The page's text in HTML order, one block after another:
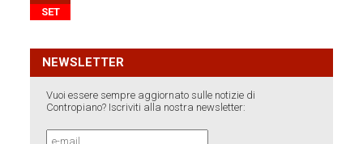
SET
NEWSLETTER
Vuoi essere sempre aggiornato sulle notizie di
Contropiano? Iscriviti alla nostra newsletter: